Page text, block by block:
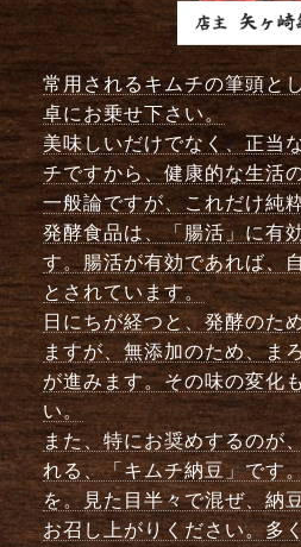
常用されるキムチの筆頭と
卓にお乗せ下さい。
美味しいだけでなく、正当
チですから、健康的な生活
一般論ですが、これだけ純
発酵食品は、「腸活」に有
す。腸活が有効であれば、
とされています。
日にちが経つと、発酵のた
ますが、無添加のため、ま
が進みます。その味の変化
い。
また、特にお奨めするのが
れる、「キムチ納豆」です
を。見た目半々で混ぜ、納
お召し上がりください。多